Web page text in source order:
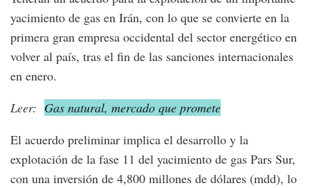
yacimiento de gas en Irán, con lo que se convierte en la
primera gran empresa occidental del sector energético en
volver al país, tras el fin de las sanciones internacionales
en enero.
Leer: Gas natural, mercado que promete
El acuerdo preliminar implica el desarrollo y la
explotación de la fase 11 del yacimiento de gas Pars Sur,
con una inversión de 4,800 millones de dólares (mdd), lo